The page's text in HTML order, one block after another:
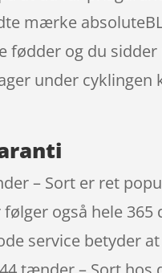
mærke
og du
under
– Sort er ret
også hele
service betyder